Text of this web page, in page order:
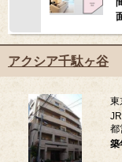
アクシア千駄ヶ谷
東
都
築